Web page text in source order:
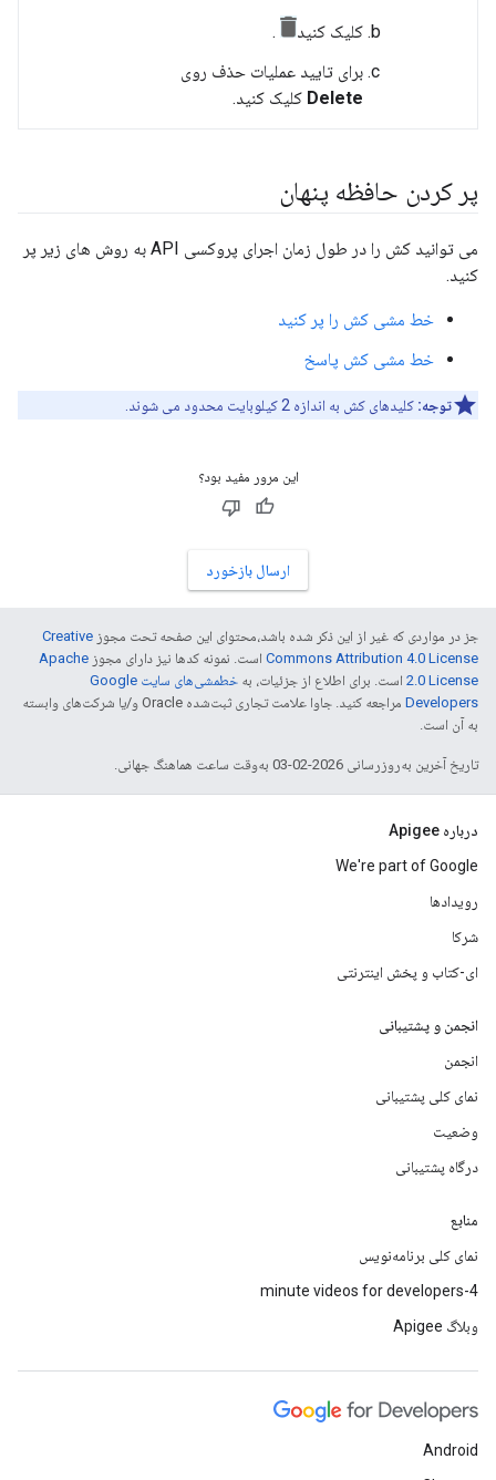
کلیک کنید
.
برای تایید عملیات حذف روی
Delete کلیک کنید.
پر کردن حافظه پنهان
می توانید کش را در طول زمان اجرای پروکسی API به روش های زیر پر
کنید.
خط مشی کش را پر کنید
خط مشی کش پاسخ
توجه: کلیدهای کش به اندازه 2 کیلوبایت محدود می شوند.
این مرور مفید بود؟
ارسال بازخورد
جز در مواردی که غیر از این ذکر شده باشد،‌محتوای این صفحه تحت مجوز Creative
Commons Attribution 4.0 License است. نمونه کدها نیز دارای مجوز Apache
2.0 License است. برای اطلاع از جزئیات، به
خطمشی‌های سایت Google
Developers‏
مراجعه کنید. جاوا علامت تجاری ثبت‌شده Oracle و/یا شرکت‌های وابسته
به آن است.
تاریخ آخرین به‌روزرسانی 2026-02-03 به‌وقت ساعت هماهنگ جهانی.
درباره Apigee
We're part of Google
رویدادها
شرکا
ای-کتاب و پخش اینترنتی
انجمن و پشتیبانی
انجمن
نمای کلی پشتیبانی
وضعیت
درگاه پشتیبانی
منابع
نمای کلی برنامه‌نویس
4-minute videos for developers
وبلاگ Apigee
Android